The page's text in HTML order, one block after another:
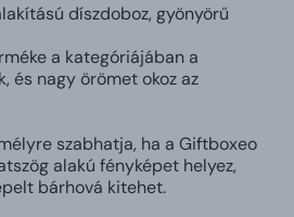
díszdoboz, gyönyörű
a kategóriájában a
és nagy örömet okoz az
szabhatja, ha a Giftboxeo
alakú fényképet helyez,
bárhová kitehet.